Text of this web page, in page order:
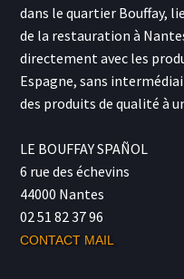
sur
la
page
du
produit
dans le quartier Bouffay,
de la restauration à
directement avec les
Espagne, sans
des produits de qualité à
LE BOUFFAY SPAÑOL
6 rue des échevins
44000 Nantes
02 51 82 37 96
CONTACT MAIL